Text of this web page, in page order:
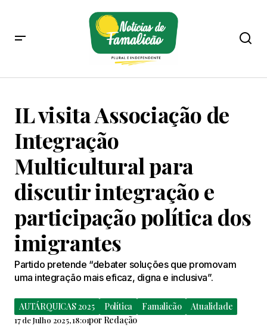
IL visita Associação de
Integração
Multicultural para
discutir integração e
participação política dos
imigrantes
Partido pretende “debater soluções que promovam
uma integração mais eficaz, digna e inclusiva”.
AUTÁRQUICAS 2025 Política Famalicão Atualidade
17 de Julho 2025, 18:01por Redação